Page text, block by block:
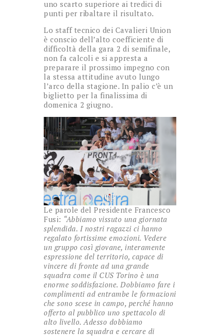
uno scarto superiore ai tredici di
punti per ribaltare il risultato.
Lo staff tecnico dei Cavalieri Union
è conscio dell’alto coefficiente di
difficoltà della gara 2 di semifinale,
non fa calcoli e si appresta a
preparare il prossimo impegno con
la stessa attitudine avuto lungo
l’arco della stagione. In palio c’è un
biglietto per la finalissima di
domenica 2 giugno.
Le parole del Presidente Francesco
Fusi: “Abbiamo vissuto una giornata
splendida. I nostri ragazzi ci hanno
regalato fortissime emozioni. Vedere
un gruppo così giovane, interamente
espressione del territorio, capace di
vincere di fronte ad una grande
squadra come il CUS Torino è una
enorme soddisfazione. Dobbiamo fare i
complimenti ad entrambe le formazioni
che sono scese in campo, perché hanno
offerto al pubblico uno spettacolo di
alto livello. Adesso dobbiamo
sostenere la squadra e cercare di